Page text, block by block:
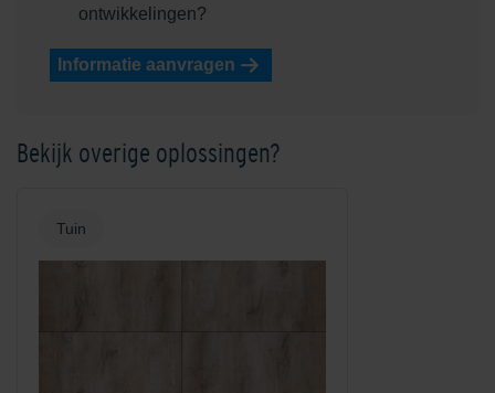
ontwikkelingen?
Informatie aanvragen
Bekijk overige oplossingen?
Tuin